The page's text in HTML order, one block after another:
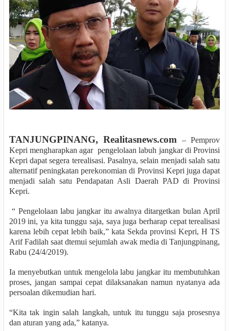
TANJUNGPINANG, Realitasnews.com – Pemprov
Kepri mengharapkan agar pengelolaan labuh jangkar di Provinsi
Kepri dapat segera terealisasi. Pasalnya, selain menjadi salah satu
alternatif peningkatan perekonomian di Provinsi Kepri juga dapat
menjadi salah satu Pendapatan Asli Daerah PAD di Provinsi
Kepri.
“ Pengelolaan labu jangkar itu awalnya ditargetkan bulan April
2019 ini, ya kita tunggu saja, saya juga berharap cepat terealisasi
karena lebih cepat lebih baik,” kata Sekda provinsi Kepri, H TS
Arif Fadilah saat dtemui sejumlah awak media di Tanjungpinang,
Rabu (24/4/2019).
Ia menyebutkan untuk mengelola labu jangkar itu membutuhkan
proses, jangan sampai cepat dilaksanakan namun nyatanya ada
persoalan dikemudian hari.
“Kita tak ingin salah langkah, untuk itu tunggu saja prosesnya
dan aturan yang ada,” katanya.